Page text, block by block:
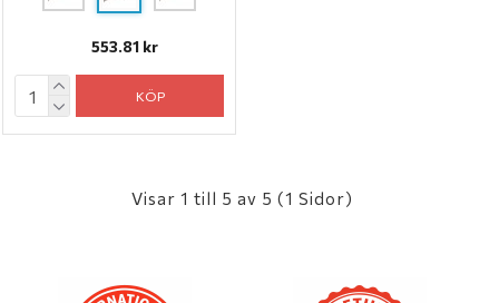
553.81 kr
KÖP
Visar 1 till 5 av 5 (1 Sidor)